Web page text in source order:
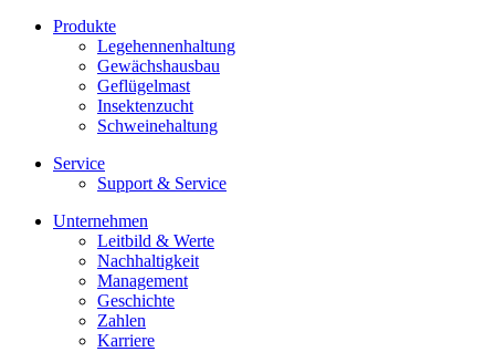
Produkte
Legehennenhaltung
Gewächshausbau
Geflügelmast
Insektenzucht
Schweinehaltung
Service
Support & Service
Unternehmen
Leitbild & Werte
Nachhaltigkeit
Management
Geschichte
Zahlen
Karriere